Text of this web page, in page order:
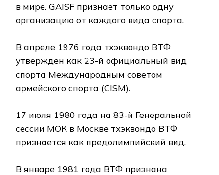
в мире. GAISF признает только одну
организацию от каждого вида спорта.
В апреле 1976 года тхэквондо ВТФ
утвержден как 23-й официальный вид
спорта Международным советом
армейского спорта (CISM).
17 июля 1980 года на 83-й Генеральной
сессии МОК в Москве тхэквондо ВТФ
признается как предолимпийский вид.
В январе 1981 года ВТФ признана